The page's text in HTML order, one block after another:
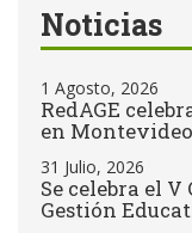
Noticias
1 Agosto, 2026
RedAGE
en Montevideo
31 Julio, 2026
Se celebra el
Gestión